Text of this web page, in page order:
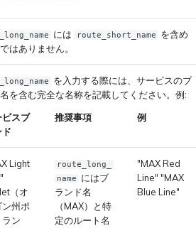
には route_short_name
を含め
はありません。
を入力する際には、サービスのブ
を含む完全な名称を記載してください。例:
ビスブ
ド
推奨事項 例
Light
（オ
ン州ポ
ラン
route_long_
name
にはブ
ランド名
（MAX）と特
定のルート名
"MAX Red
Line" "MAX
Blue Line"